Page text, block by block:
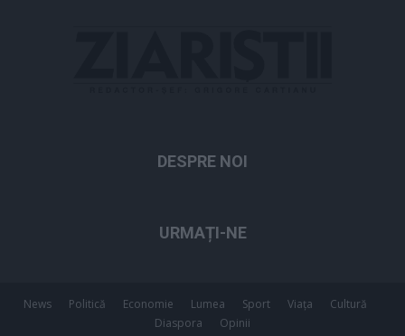
DESPRE NOI
URMAȚI-NE
News Politică Economie Lumea Sport Viața
Cultură
Diaspora
Opinii